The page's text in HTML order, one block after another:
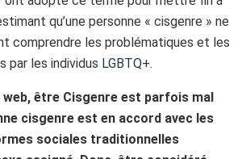
qu’une personne « cisgenre » ne
comprendre les problématiques et les
par les individus LGBTQ+.
web, être Cisgenre est parfois mal
cisgenre est en accord avec les
sociales traditionnelles